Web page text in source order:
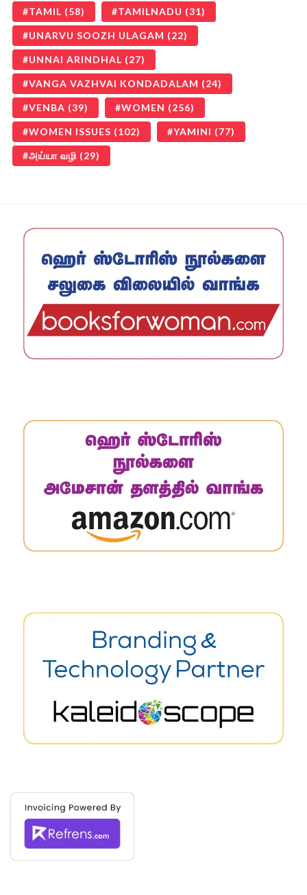
TAMIL (58) TAMILNADU (31)
UNARVU SOOZH ULAGAM (22)
UNNAI ARINDHAL (27)
VANGA VAZHVAI KONDADALAM (24)
VENBA (39) WOMEN (256)
WOMEN ISSUES (102) YAMINI (77)
அய்யா வழி (29)